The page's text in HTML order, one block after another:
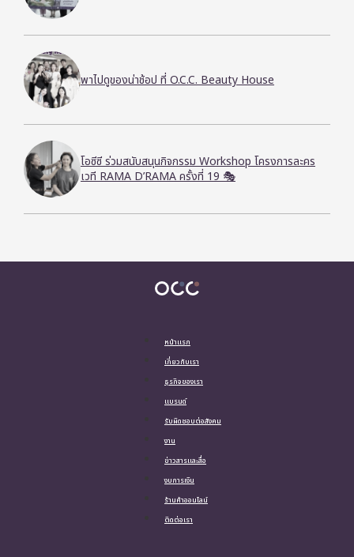
พาไปดูของน่าช้อป ที่ O.C.C. Beauty House
โอซีซี ร่วมสนับสนุนกิจกรรม Workshop โครงการละคร
เวที RAMA D’RAMA ครั้งที่ 19 🎭
หน้าแรก
เกี่ยวกับเรา
ธุรกิจของเรา
แบรนด์
รับผิดชอบต่อสังคม
งาน
ข่าวสารและสื่อ
งบการเงิน
ร้านค้าออนไลน์
ติดต่อเรา